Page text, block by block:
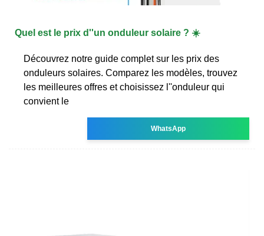
Quel est le prix d''un onduleur solaire ? ☀️
Découvrez notre guide complet sur les prix des
onduleurs solaires. Comparez les modèles, trouvez
les meilleures offres et choisissez l''onduleur qui
convient le
WhatsApp